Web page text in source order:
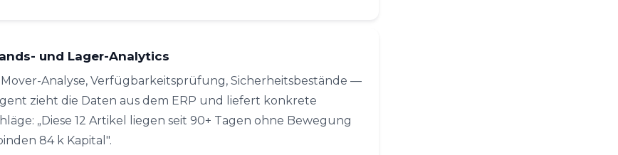
und Lager-Analytics
Analyse, Verfügbarkeitsprüfung, Sicherheitsbestände —
zieht die Daten aus dem ERP und liefert konkrete
„Diese 12 Artikel liegen seit 90+ Tagen ohne Bewegung
84 k Kapital".